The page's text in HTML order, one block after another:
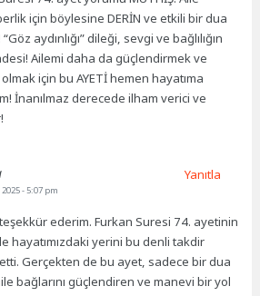
için böylesine DERİN ve etkili bir dua
aydınlığı” dileği, sevgi ve bağlılığın
Ailemi daha da güçlendirmek ve
için bu AYETİ hemen hayatıma
İnanılmaz derecede ilham verici ve
- 5:07 pm
ederim. Furkan Suresi 74. ayetinin
hayatımızdaki yerini bu denli takdir
Gerçekten de bu ayet, sadece bir dua
bağlarını güçlendiren ve manevi bir yol
Yanıtla